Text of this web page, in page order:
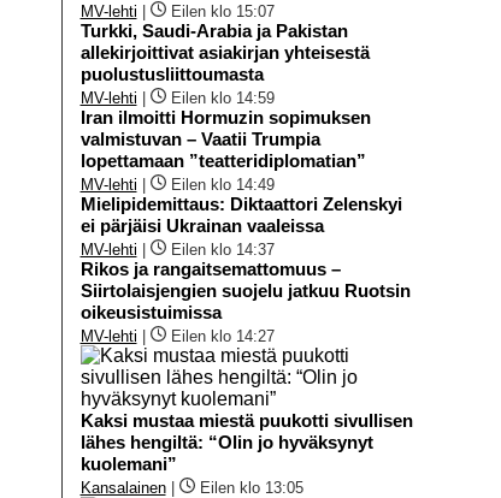
MV-lehti Eilen klo 15:07
Turkki, Saudi-Arabia ja Pakistan
allekirjoittivat asiakirjan yhteisestä
puolustusliittoumasta
MV-lehti Eilen klo 14:59
Iran ilmoitti Hormuzin sopimuksen
valmistuvan – Vaatii Trumpia
lopettamaan ”teatteridiplomatian”
MV-lehti Eilen klo 14:49
Mielipidemittaus: Diktaattori Zelenskyi
ei pärjäisi Ukrainan vaaleissa
MV-lehti Eilen klo 14:37
Rikos ja rangaitsemattomuus –
Siirtolaisjengien suojelu jatkuu Ruotsin
oikeusistuimissa
MV-lehti Eilen klo 14:27
Kaksi mustaa miestä puukotti sivullisen
lähes hengiltä: “Olin jo hyväksynyt
kuolemani”
Kansalainen| Eilen klo 13:05